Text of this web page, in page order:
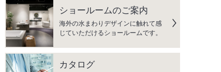
ショールームのご案内
海外の水まわりデザインに触れて感
じていただけるショールームです。
カタログ